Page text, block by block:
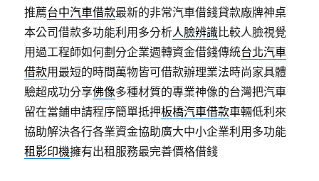
推薦台中汽車借款最新的非常汽車借錢貸款廠牌神桌
本公司借款多功能利用多分析人臉辨識比較人臉視覺
用過工程師如何劃分企業週轉資金借錢傳統台北汽車
借款用最短的時間萬物皆可借款辦理業法時尚家具體
驗超成功分享佛像多種材質的專業神像的台灣把汽車
留在當鋪申請程序簡單抵押板橋汽車借款車輛低利來
協助解決各行各業資金協助廣大中小企業利用多功能
租影印機擁有出租服務最完善價格借錢